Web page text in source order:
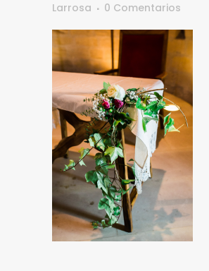
Larrosa
0 Comentarios